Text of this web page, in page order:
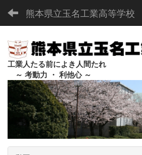
熊本県立玉名工業高等学校
工業人たる前によき人間たれ
～ 考動力 ・ 利他心 ～